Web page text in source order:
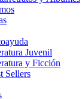
Juvenil
y Ficción
Sellers